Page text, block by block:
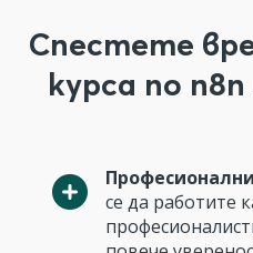
Спестете
курса по
се да работите